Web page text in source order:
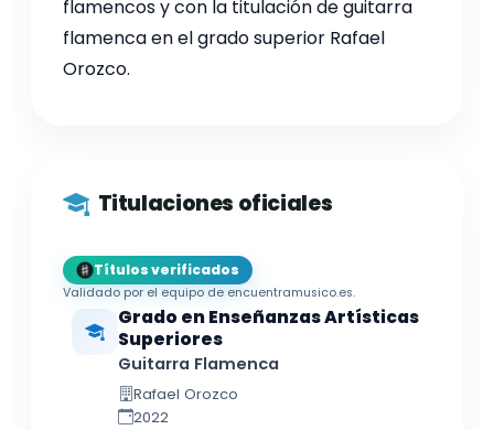
flamencos y con la titulación de guitarra
flamenca en el grado superior Rafael
Orozco.
Titulaciones oficiales
Títulos verificados
Validado por el equipo de encuentramusico.es.
Grado en Enseñanzas Artísticas
Superiores
Guitarra Flamenca
Rafael Orozco
2022